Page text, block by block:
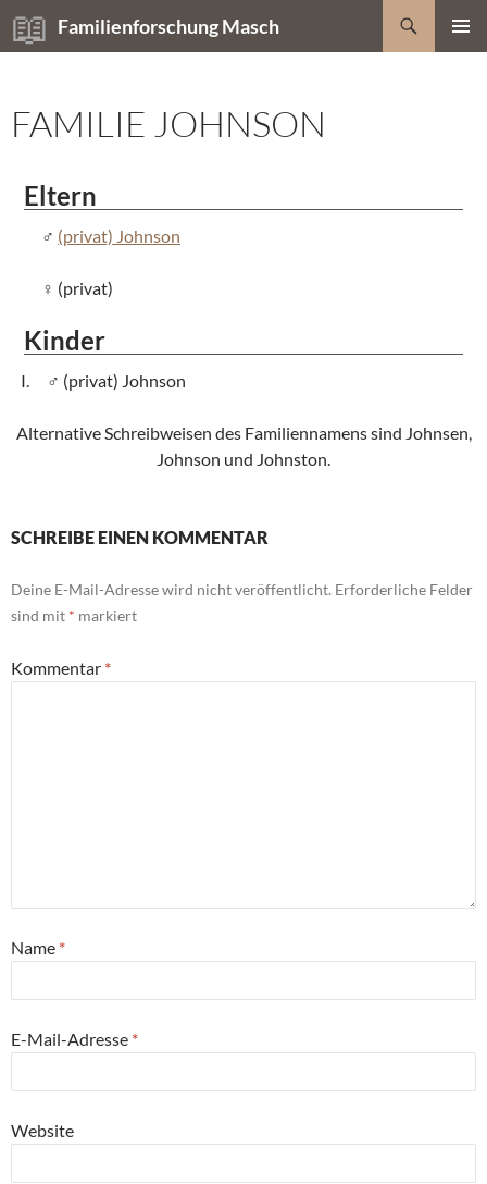
Zum
Inhalt
Familienforschung Masch
Suchen
FAMILIE JOHNSON
Eltern
(privat) Johnson
(privat)
Kinder
(privat) Johnson
Alternative Schreibweisen des Familiennamens sind Johnsen,
Johnson und Johnston.
SCHREIBE EINEN KOMMENTAR
Deine E-Mail-Adresse wird nicht veröffentlicht. Erforderliche Felder
sind mit * markiert
Kommentar *
Name *
E-Mail-Adresse *
Website